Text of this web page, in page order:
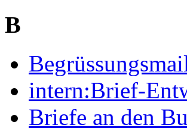
B
intern:Brief-
Briefe an den